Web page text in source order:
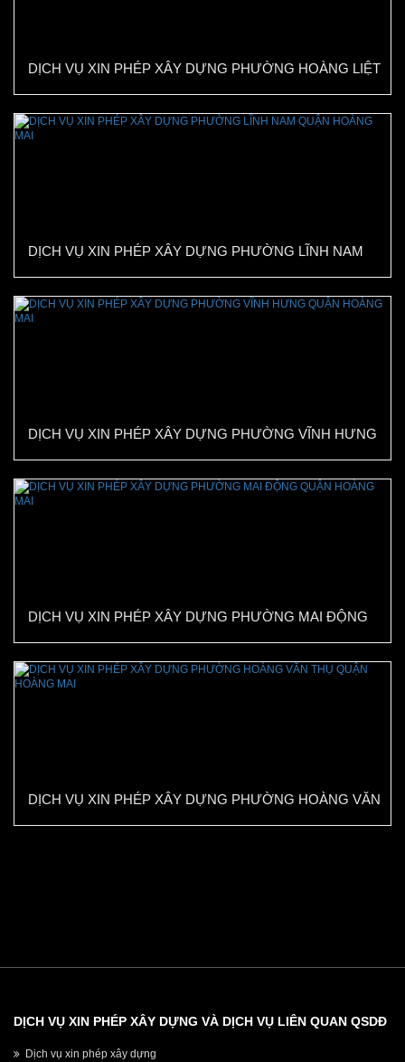
DỊCH VỤ XIN PHÉP XÂY DỰNG PHƯỜNG HOÀNG LIỆT
DỊCH VỤ XIN PHÉP XÂY DỰNG PHƯỜNG LĨNH NAM
DỊCH VỤ XIN PHÉP XÂY DỰNG PHƯỜNG VĨNH HƯNG
DỊCH VỤ XIN PHÉP XÂY DỰNG PHƯỜNG MAI ĐỘNG
DỊCH VỤ XIN PHÉP XÂY DỰNG PHƯỜNG HOÀNG VĂN
DỊCH VỤ XIN PHÉP XÂY DỰNG VÀ DỊCH VỤ LIÊN QUAN QSDĐ
Dịch vụ xin phép xây dựng